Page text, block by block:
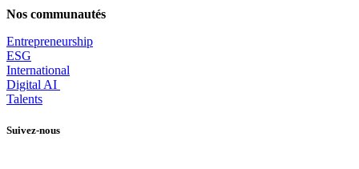
Nos communautés
Entrepreneurship
ESG
International
Digital AI
Talents
Suivez-nous